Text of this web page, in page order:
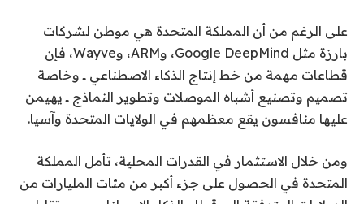
على الرغم من أن المملكة المتحدة هي موطن لشركات
بارزة مثل Google DeepMind، وARM، وWayve، فإن
قطاعات مهمة من خط إنتاج الذكاء الاصطناعي ــ وخاصة
تصميم وتصنيع أشباه الموصلات وتطوير النماذج ــ يهيمن
عليها منافسون يقع معظمهم في الولايات المتحدة وآسيا.
ومن خلال الاستثمار في القدرات المحلية، تأمل المملكة
المتحدة في الحصول على جزء أكبر من مئات المليارات من